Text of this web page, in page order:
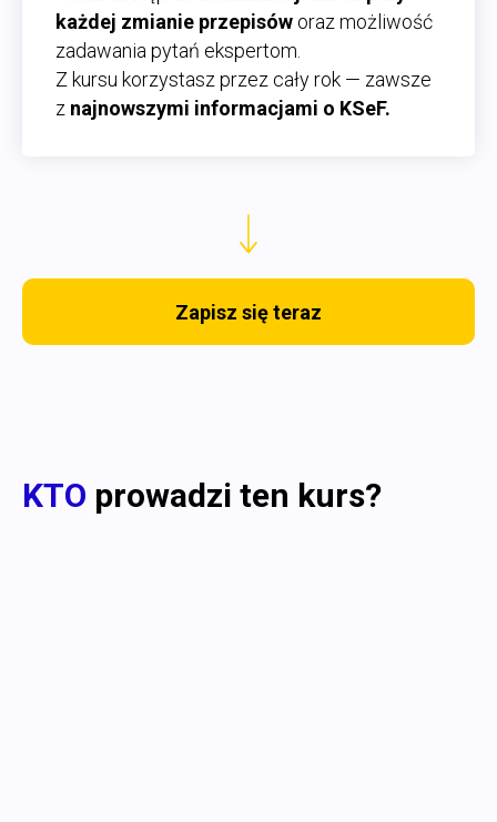
każdej zmianie przepisów oraz możliwość
zadawania pytań ekspertom.
Z kursu korzystasz przez cały rok — zawsze
z najnowszymi informacjami o KSeF.
Zapisz się teraz
KTO prowadzi ten kurs?